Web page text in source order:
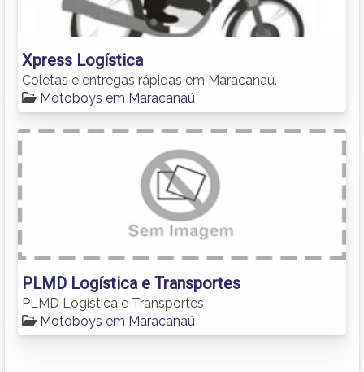
Xpress Logística
Coletas e entregas rápidas em Maracanaú.
Motoboys em Maracanaú
PLMD Logística e Transportes
PLMD Logística e Transportes
Motoboys em Maracanaú